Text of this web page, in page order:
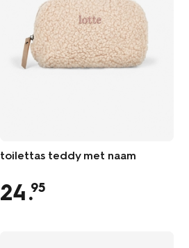
toilettas teddy met naam
24.95